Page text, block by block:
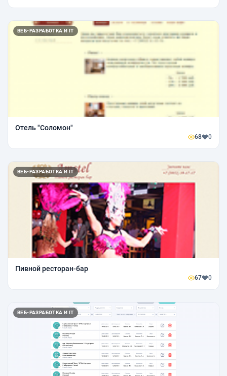
ВЕБ-РАЗРАБОТКА И IT
Отель "Соломон"
68 0
ВЕБ-РАЗРАБОТКА И IT
Пивной ресторан-бар
67 0
ВЕБ-РАЗРАБОТКА И IT